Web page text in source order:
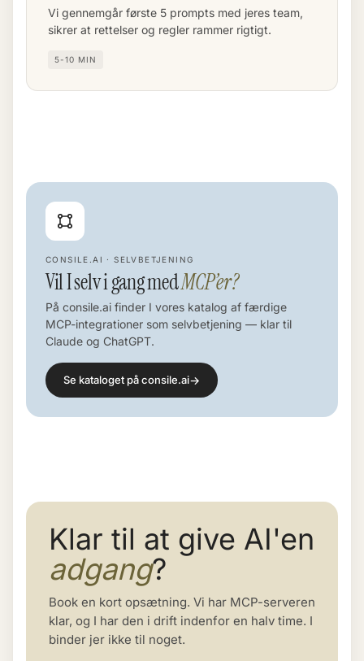
Vi gennemgår første 5 prompts med jeres team,
sikrer at rettelser og regler rammer rigtigt.
5-10 MIN
CONSILE.AI · SELVBETJENING
Vil I selv i gang medMCP’er?
På consile.ai finder I vores katalog af færdige
MCP-integrationer som selvbetjening — klar til
Claude og ChatGPT.
Se kataloget på consile.ai→
Klar til at give AI'en
adgang?
Book en kort opsætning. Vi har MCP-serveren
klar, og I har den i drift indenfor en halv time. I
binder jer ikke til noget.